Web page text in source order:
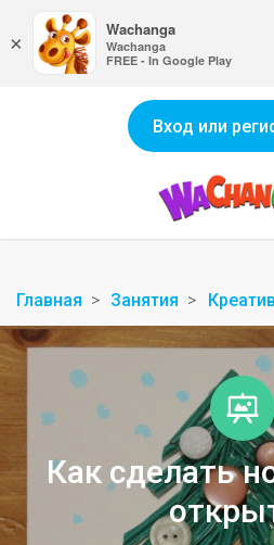
Вход или
Главная Занятия
Как сделать
×
Wachanga
Wachanga
FREE - In Google Play